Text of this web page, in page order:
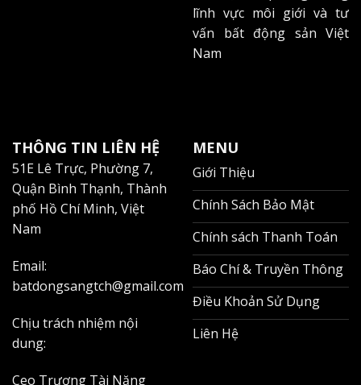
Các khoản phí phát sinh và chi phí quản lý
Phí gửi xe: 150,000 VNĐ/xe máy/tháng
Phí điện: 3,500 VNĐ/kWh
Phí nước: 15,000 VNĐ/m³
Thời hạn thuê và điều khoản chấm dứt hợp
đồng
Thời hạn thuê linh hoạt từ 12-24 tháng. Điều khoản
chấm dứt hợp đồng yêu cầu thông báo trước 2 tháng
và có thể mất tiền cọc nếu vi phạm các điều khoản.
lĩnh vực môi giới và tư
vấn bất động sản Việt
Nam
THÔNG TIN LIÊN HỆ
51E Lê Trực, Phường 7,
Quận Bình Thạnh, Thành
phố Hồ Chí Minh, Việt
Nam
Email:
batdongsangtch@gmail.com
Chịu trách nhiệm nội
dung:
Ceo Trương Tài Năng
MENU
Giới Thiệu
Chính Sách Bảo Mật
Chính sách Thanh Toán
Báo Chí & Truyền Thông
Điều Khoản Sử Dụng
Liên Hệ